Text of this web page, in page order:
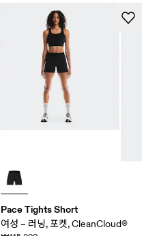
Pace Tights Short
여성 – 러닝, 포켓, CleanCloud®